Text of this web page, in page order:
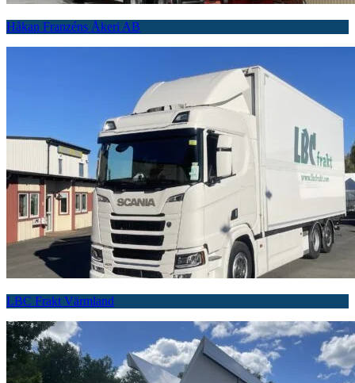
Håkan Franzéns Åkeri AB
LBC Frakt Värmland